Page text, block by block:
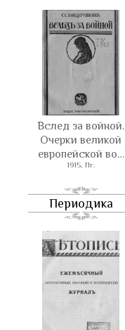
Вслед за войной.
Очерки великой
европейской во…
1915, Пг.
Периодика